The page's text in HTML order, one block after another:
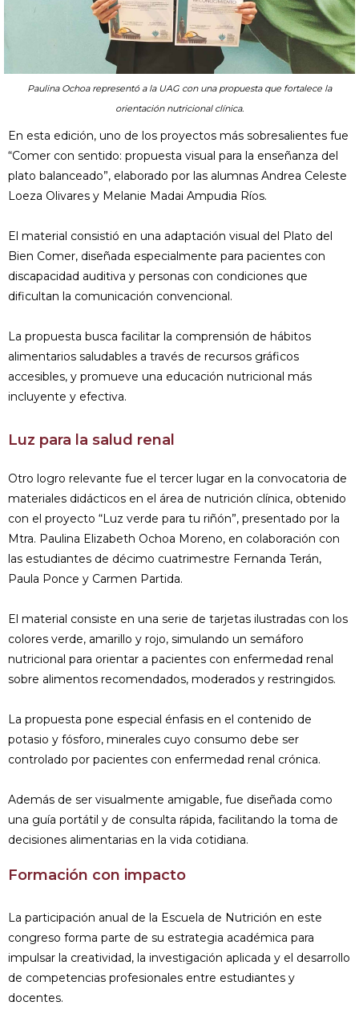
Paulina Ochoa representó a la UAG con una propuesta que fortalece la
orientación nutricional clínica.
En esta edición, uno de los proyectos más sobresalientes fue
“Comer con sentido: propuesta visual para la enseñanza del
plato balanceado”, elaborado por las alumnas Andrea Celeste
Loeza Olivares y Melanie Madai Ampudia Ríos.
El material consistió en una adaptación visual del Plato del
Bien Comer, diseñada especialmente para pacientes con
discapacidad auditiva y personas con condiciones que
dificultan la comunicación convencional.
La propuesta busca facilitar la comprensión de hábitos
alimentarios saludables a través de recursos gráficos
accesibles, y promueve una educación nutricional más
incluyente y efectiva.
Luz para la salud renal
Otro logro relevante fue el tercer lugar en la convocatoria de
materiales didácticos en el área de nutrición clínica, obtenido
con el proyecto “Luz verde para tu riñón”, presentado por la
Mtra. Paulina Elizabeth Ochoa Moreno, en colaboración con
las estudiantes de décimo cuatrimestre Fernanda Terán,
Paula Ponce y Carmen Partida.
El material consiste en una serie de tarjetas ilustradas con los
colores verde, amarillo y rojo, simulando un semáforo
nutricional para orientar a pacientes con enfermedad renal
sobre alimentos recomendados, moderados y restringidos.
La propuesta pone especial énfasis en el contenido de
potasio y fósforo, minerales cuyo consumo debe ser
controlado por pacientes con enfermedad renal crónica.
Además de ser visualmente amigable, fue diseñada como
una guía portátil y de consulta rápida, facilitando la toma de
decisiones alimentarias en la vida cotidiana.
Formación con impacto
La participación anual de la Escuela de Nutrición en este
congreso forma parte de su estrategia académica para
impulsar la creatividad, la investigación aplicada y el desarrollo
de competencias profesionales entre estudiantes y
docentes.